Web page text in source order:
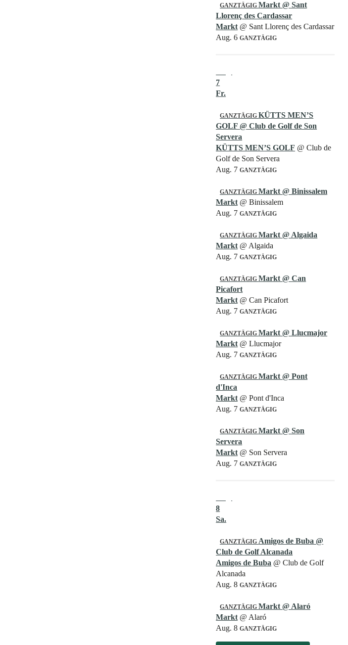
GANZTÄGIGMarkt @ Sant
Llorenç des Cardassar
Markt @ Sant Llorenç des Cardassar
Aug. 6GANZTÄGIG
7
Fr.
GANZTÄGIGKÜTTS MEN’S
GOLF @ Club de Golf de Son
Servera
KÜTTS MEN’S GOLF @ Club de
Golf de Son Servera
Aug. 7GANZTÄGIG
GANZTÄGIGMarkt @ Binissalem
Markt @ Binissalem
Aug. 7GANZTÄGIG
GANZTÄGIGMarkt @ Algaida
Markt @ Algaida
Aug. 7GANZTÄGIG
GANZTÄGIGMarkt @ Can
Picafort
Markt @ Can Picafort
Aug. 7GANZTÄGIG
GANZTÄGIGMarkt @ Llucmajor
Markt @ Llucmajor
Aug. 7GANZTÄGIG
GANZTÄGIGMarkt @ Pont
d'Inca
Markt @ Pont d'Inca
Aug. 7GANZTÄGIG
GANZTÄGIGMarkt @ Son
Servera
Markt @ Son Servera
Aug. 7GANZTÄGIG
8
Sa.
GANZTÄGIGAmigos de Buba @
Club de Golf Alcanada
Amigos de Buba @ Club de Golf
Alcanada
Aug. 8GANZTÄGIG
GANZTÄGIGMarkt @ Alaró
Markt @ Alaró
Aug. 8GANZTÄGIG